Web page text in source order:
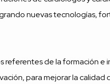
nuevas tecnologías,
de la formación
para mejorar la